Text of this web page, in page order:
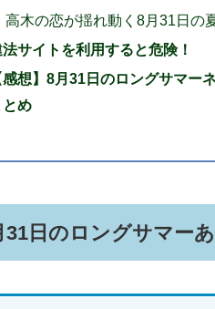
高木の恋が揺れ動く8月31日の
サイトを利用すると危険！
感想】8月31日のロングサマー
とめ
31日のロングサマー